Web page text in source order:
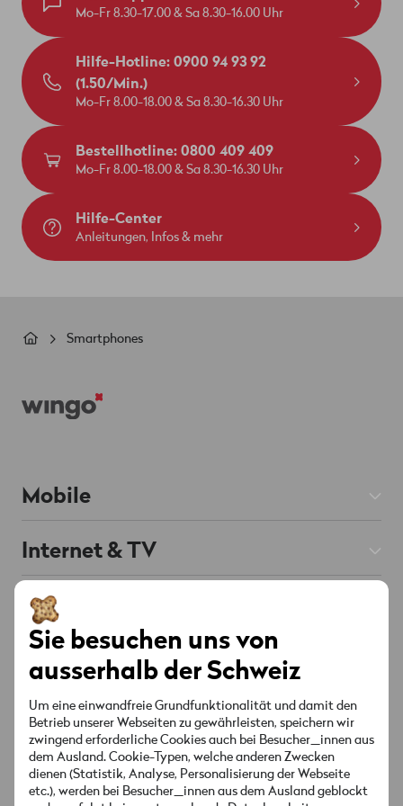
die Wingo Internet-Box, kannst du auch keine
WLAN-Einstellungen (SSID und Passwort)
sowie keine Werkseinstellungen über dein
Kundenportal myWingo
Mo-Fr 8.30-17.00 & Sa 8.30-16.00 Uhr
Hilfe-Hotline: 0900 94 93 92
(1.50/Min.)
Mo-Fr 8.00-18.00 & Sa 8.30-16.30 Uhr
Bestellhotline: 0800 409 409
Mo-Fr 8.00-18.00 & Sa 8.30-16.30 Uhr
Hilfe-Center
Anleitungen, Infos & mehr
Pfadnavigation
Smartphones
Mobile
Mobile Abos
Prepaid
Roaming & Ausland
Internet & TV
Internet Abos
TV Abos
Festnetz
Senderliste
Angebote & Aktionen
Hilfe
Mobile & Roaming
Konto & Einstellungen
Sicherheit & Rechnung
Über Wingo
Kontakt
Standorte
MyWingo
Socials
Sie besuchen uns von
ausserhalb der Schweiz
Um eine einwandfreie Grundfunktionalität und damit den
Betrieb unserer Webseiten zu gewährleisten, speichern wir
zwingend erforderliche Cookies auch bei Besucher_innen aus
dem Ausland. Cookie-Typen, welche anderen Zwecken
dienen (Statistik, Analyse, Personalisierung der Webseite
etc.), werden bei Besucher_innen aus dem Ausland geblockt
Chat